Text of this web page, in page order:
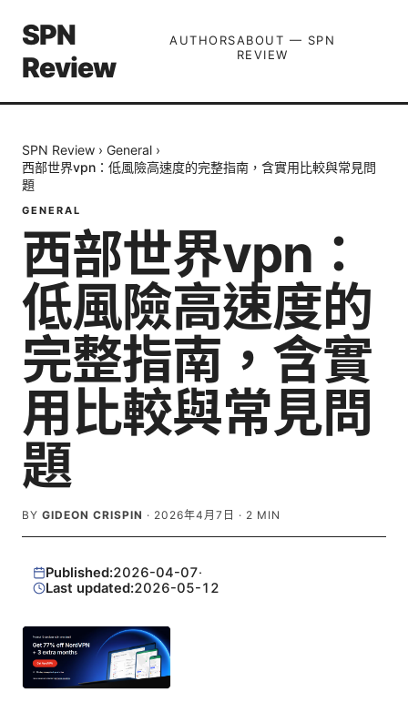
SPN
Review
AUTHORSABOUT — SPN
REVIEW
SPN Review › General ›
西部世界vpn：低風險高速度的完整指南，含實用比較與常見問
題
GENERAL
西部世界vpn：
低風險高速度的
完整指南，含實
用比較與常見問
題
BY GIDEON CRISPIN · 2026年4月7日 · 2 MIN
Published:2026-04-07·
Last updated:2026-05-12